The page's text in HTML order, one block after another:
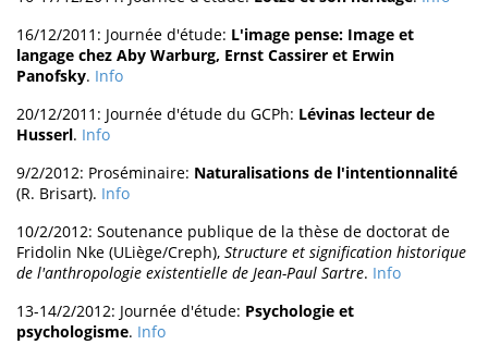
16/12/2011: Journée d'étude: L'image pense: Image et
langage chez Aby Warburg, Ernst Cassirer et Erwin
Panofsky. Info
20/12/2011: Journée d'étude du GCPh: Lévinas lecteur de
Husserl. Info
9/2/2012: Proséminaire: Naturalisations de l'intentionnalité
(R. Brisart). Info
10/2/2012: Soutenance publique de la thèse de doctorat de
Fridolin Nke (ULiège/Creph), Structure et signification historique
de l'anthropologie existentielle de Jean-Paul Sartre. Info
13-14/2/2012: Journée d'étude: Psychologie et
psychologisme. Info